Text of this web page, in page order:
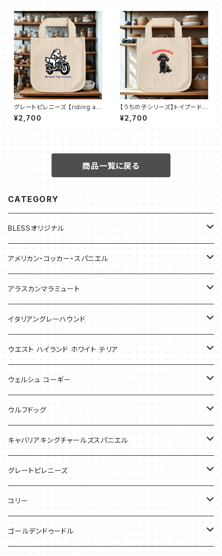
グレートピレニーズ 【riding a
motorcycle】ロコトート（Ｓ）
¥2,700
【うちの子シリーズ】トイプードル
【ブラック】ロコトート（Ｓ）
¥2,700
商品一覧に戻る
CATEGORY
BLESSオリジナル
バッグ
アメリカン・コッカー・スパニエル
バッグ
Tシャツ
アラスカンマラミュート
Tシャツ
バッグ
ケース
イタリアングレーハウンド
ケース
バッグ
Tシャツ
ウエスト ハイランド ホワイト テリア
ケース
バッグ
ウェルシュ コーギー
Tシャツ
バッグ
ケース
ウルフドッグ
Tシャツ
キャバリアキングチャールズスパニエル
バッグ
ケース
Tシャツ
グレートピレニーズ
キャップ
Tシャツ
コリー
バッグ
ゴールデンドゥードル